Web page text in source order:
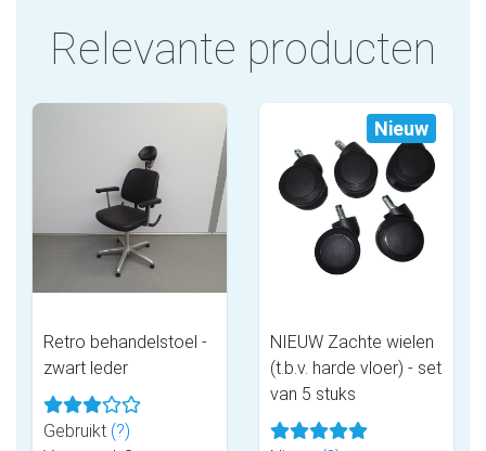
Relevante producten
Retro behandelstoel -
zwart leder
Gebruikt (?)
Nieuw
NIEUW Zachte wielen
(t.b.v. harde vloer) - set
van 5 stuks